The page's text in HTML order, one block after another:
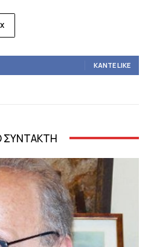
X
ΚΆΝΤΕ LIKE
ΣΥΝΤΑΚΤΗ